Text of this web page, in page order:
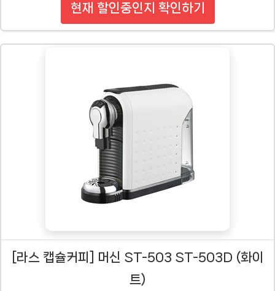
현재 할인중인지 확인하기
[라스 캡슐커피] 머신 ST-503 ST-503D (화이
트)